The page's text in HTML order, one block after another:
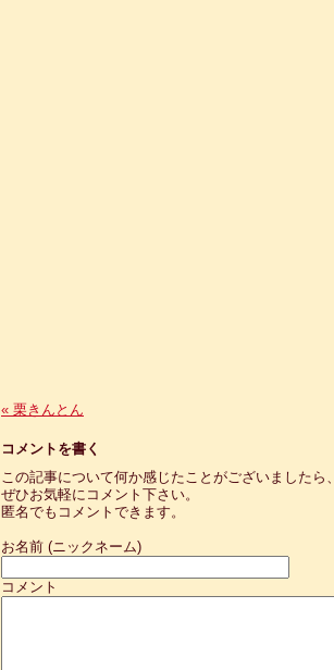
« 栗きんとん
コメントを書く
この記事について何か感じたことがございましたら、
ぜひお気軽にコメント下さい。
匿名でもコメントできます。
お名前 (ニックネーム)
コメント